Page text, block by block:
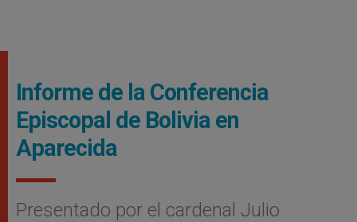
Informe de la Conferencia
Episcopal de Bolivia en
Aparecida
Presentado por el cardenal Julio